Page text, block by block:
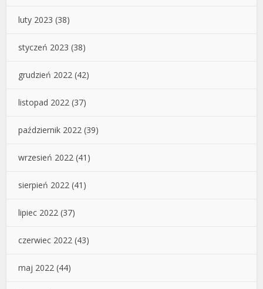
luty 2023 (38)
styczeń 2023 (38)
grudzień 2022 (42)
listopad 2022 (37)
październik 2022 (39)
wrzesień 2022 (41)
sierpień 2022 (41)
lipiec 2022 (37)
czerwiec 2022 (43)
maj 2022 (44)